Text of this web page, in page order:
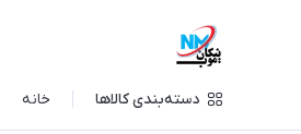
دسته‌بندی کالاها خانه